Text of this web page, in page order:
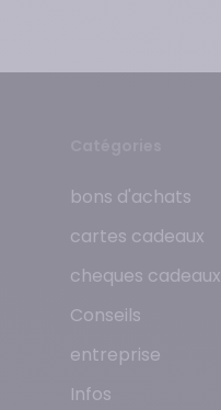
bons d'achats
cartes cadeaux
cheques cadeaux
Conseils
entreprise
Infos